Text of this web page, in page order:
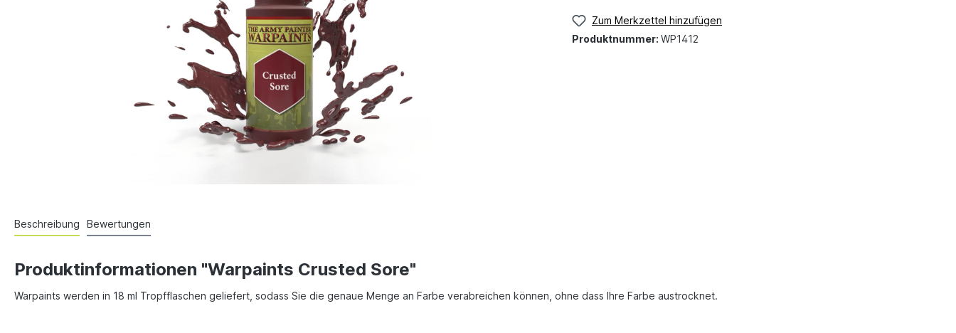
Zum Merkzettel hinzufügen
Produktnummer: WP1412
Beschreibung Bewertungen
Produktinformationen "Warpaints Crusted Sore"
Warpaints werden in 18 ml Tropfflaschen geliefert, sodass Sie die genaue Menge an Farbe verabreichen können, ohne dass Ihre Farbe austrocknet.